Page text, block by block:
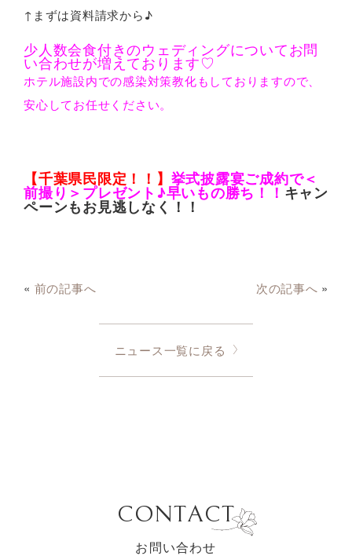
↑まずは資料請求から♪
少人数会食付きのウェディングについてお問
い合わせが増えております♡
ホテル施設内での感染対策教化もしておりますので、
安心してお任せください。
【千葉県民限定！！】 挙式披露宴ご成約で＜
前撮り＞プレゼント♪早いもの勝ち！！ キャン
ペーンもお見逃しなく！！
« 前の記事へ 次の記事へ »
ニュース一覧に戻る
CONTACT
お問い合わせ